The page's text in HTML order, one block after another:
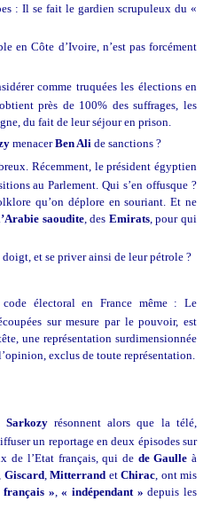
: Il se fait le gardien scrupuleux du «
en Côte d’Ivoire, n’est pas forcément
comme truquées les élections en
près de 100% des suffrages, les
du fait de leur séjour en prison.
menacerBen Ali de sanctions ?
Récemment, le président égyptien
au Parlement. Qui s’en offusque ?
qu’on déplore en souriant. Et ne
saoudite, des Emirats, pour qui
et se priver ainsi de leur pétrole ?
électoral en France même : Le
sur mesure par le pouvoir, est
une représentation surdimensionnée
exclus de toute représentation.
Sarkozyrésonnent alors que la télé,
un reportage en deux épisodes sur
de l’Etat français, qui de de Gaulle à
Giscard, Mitterrand et Chirac, ont mis
français »,« indépendant » depuis les